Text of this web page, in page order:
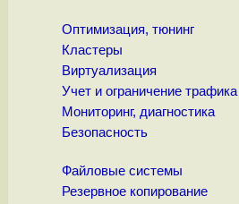
Оптимизация, тюнинг
Кластеры
Виртуализация
Учет и ограничение трафика
Мониторинг, диагностика
Безопасность
Файловые системы
Резервное копирование